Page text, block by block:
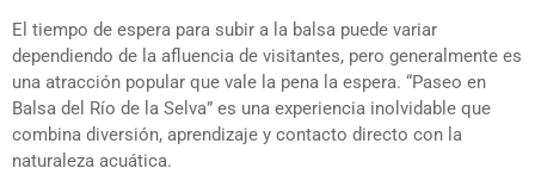
El tiempo de espera para subir a la balsa puede variar
dependiendo de la afluencia de visitantes, pero generalmente es
una atracción popular que vale la pena la espera. “Paseo en
Balsa del Río de la Selva” es una experiencia inolvidable que
combina diversión, aprendizaje y contacto directo con la
naturaleza acuática.